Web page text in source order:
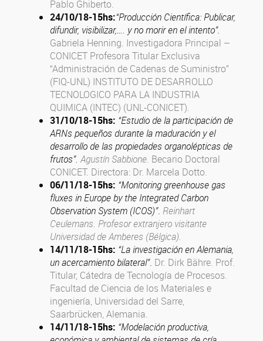
Pablo Ghiberto.
24/10/18-15hs:“Producción Científica: Publicar,
difundir, visibilizar,…. y no morir en el intento”.
Gabriela Henning. Investigadora Principal –
CONICET Profesora Titular Exclusiva
“Administración de Cadenas de Suministro”
(FIQ-UNL) INSTITUTO DE DESARROLLO
TECNOLOGICO PARA LA INDUSTRIA
QUIMICA (INTEC) (UNL-CONICET).
31/10/18-15hs: “Estudio de la participación de
ARNs pequeños durante la maduración y el
desarrollo de las propiedades organolépticas de
frutos”. Agustín Sabbione. Becario Doctoral
CONICET. Directora: Dr. Marcela Dotto.
06/11/18-15hs: “Monitoring greenhouse gas
fluxes in Europe by the Integrated Carbon
Observation System (ICOS)”. Reinhart
Ceulemans. Profesor extranjero visitante
Universidad de Amberes (Bélgica).
14/11/18-15hs: “La investigación en Alemania,
un acercamiento bilateral”. Dr. Dirk Bähre. Prof.
Titular, Cátedra de Tecnología de Procesos.
Facultad de Ciencia de los Materiales e
ingeniería, Universidad del Sarre,
Saarbrücken, Alemania.
14/11/18-15hs: “Modelación productiva,